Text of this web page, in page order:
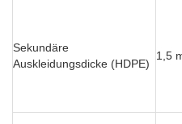
Sekundäre
Auskleidungsdicke (HDPE)
1,5